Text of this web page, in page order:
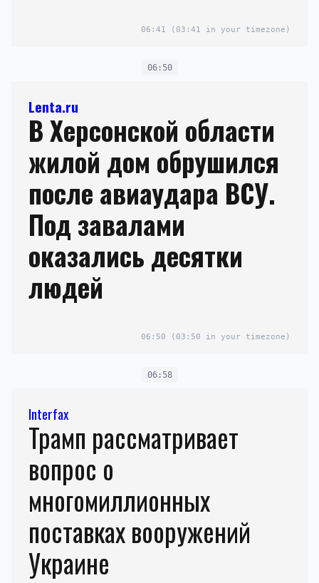
06:41 (03:41 in your timezone)
06:50
Lenta.ru
В Херсонской области
жилой дом обрушился
после авиаудара ВСУ.
Под завалами
оказались десятки
людей
06:50 (03:50 in your timezone)
06:58
Interfax
Трамп рассматривает
вопрос о
многомиллионных
поставках вооружений
Украине